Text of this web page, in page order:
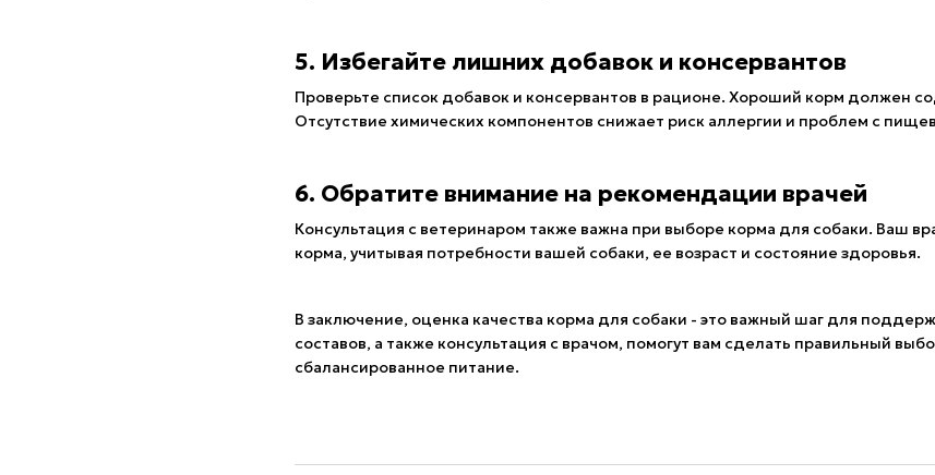
5. Избегайте лишних добавок и консервантов
Проверьте список добавок и консервантов в рационе. Хороший корм должен
Отсутствие химических компонентов снижает риск аллергии и проблем с
6. Обратите внимание на рекомендации врачей
Консультация с ветеринаром также важна при выборе корма для собаки. Ваш
корма, учитывая потребности вашей собаки, ее возраст и состояние здоровья.
В заключение, оценка качества корма для собаки - это важный шаг для
составов, а также консультация с врачом, помогут вам сделать правильный
сбалансированное питание.